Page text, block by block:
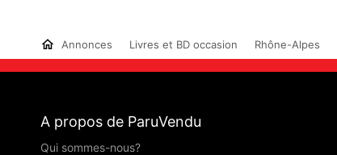
Annonces Livres et BD occasion Rhône-Alpes
A propos de ParuVendu
Qui sommes-nous?